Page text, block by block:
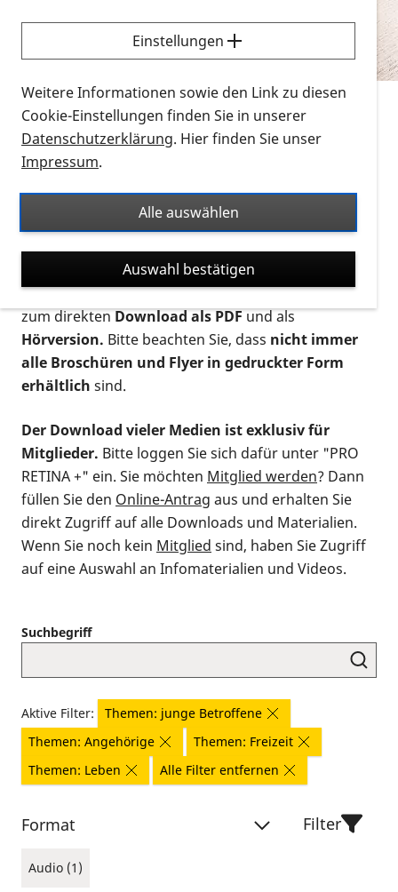
Sie möchten wissen, wie Sie nach Infonmaterial
suchen und dieses bestellen bzw. herunterladen
können? Schauen Sie sich dieErklärvideos zum
Thema Infomaterial auf der PRO RETINA-Website
für blinde und sehbehinderte Menschen an.
Auf dieser Seite finden Sie sämtliches Infomaterial
Ort. Nutzen Sie den Formatfilter, um ausschließlich
nach Flyern und Broschüren, Audios oder Videos zu
suchen. Die meisten Flyer und Broschüren werden in
verschiedenen Formaten angeboten: zur
postalischen Bestellung als gedruckte Variante
zum direktenDownload als PDFund als
Hörversion. Bitte beachten Sie, dass nicht immer
alle Broschüren und Flyer in gedruckter Form
erhältlich sind.
Der Download vieler Medien ist exklusiv für
Mitglieder. Bitte loggen Sie sich dafür unter "PRO
RETINA +" ein. Sie möchten Mitglied werden? Dann
füllen Sie den Online-Antrag aus und erhalten Sie
direkt Zugriff auf alle Downloads und Materialien.
Wenn Sie noch kein Mitglied sind, haben Sie Zugriff
auf eine Auswahl an Infomaterialien und Videos.
Suchbegriff
Aktive Filter:
Themen: junge Betroffene
Themen: Angehörige
Themen: Freizeit
Themen: Leben
Alle Filter entfernen
Format
Audio (1)
Filter
Einstellungen
Weitere Informationen sowie den Link zu diesen
Cookie-Einstellungen finden Sie in unserer
Datenschutzerklärung. Hier finden Sie unser
Impressum.
Alle auswählen
Auswahl bestätigen